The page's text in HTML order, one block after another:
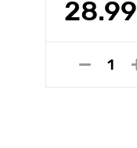
28.99